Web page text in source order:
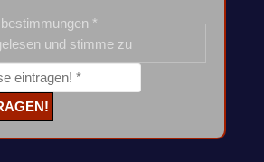
*
und stimme zu